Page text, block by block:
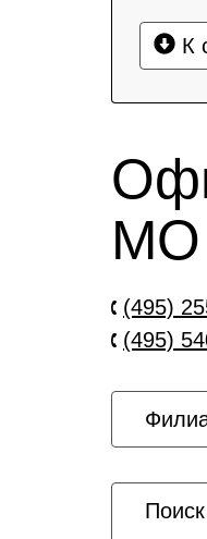
К
МО
(495)
(495)
Поиск